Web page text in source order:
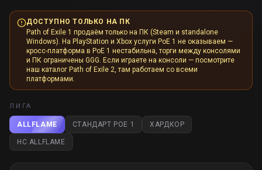
ДОСТУПНО ТОЛЬКО НА ПК
Path of Exile 1 продаём только на ПК (Steam и standalone
Windows). На PlayStation и Xbox услуги PoE 1 не оказываем —
кросс-платформа в PoE 1 нестабильна, торги между консолями
и ПК ограничены GGG. Если играете на консоли — посмотрите
наш каталог Path of Exile 2, там работаем со всеми
платформами.
ЛИГА
ALLFLAME СТАНДАРТ POE 1 ХАРДКОР
HC ALLFLAME